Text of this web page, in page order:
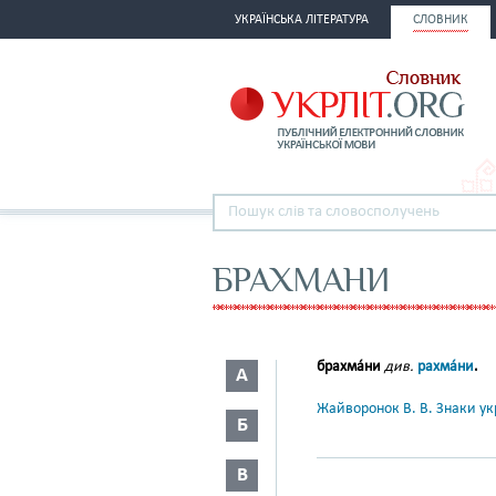
УКРАЇНСЬКА ЛІТЕРАТУРА СЛОВНИК
БРАХМАНИ
А
Б
В
брахма́ни див. рахма́ни.
Жайворонок В. В. Знаки